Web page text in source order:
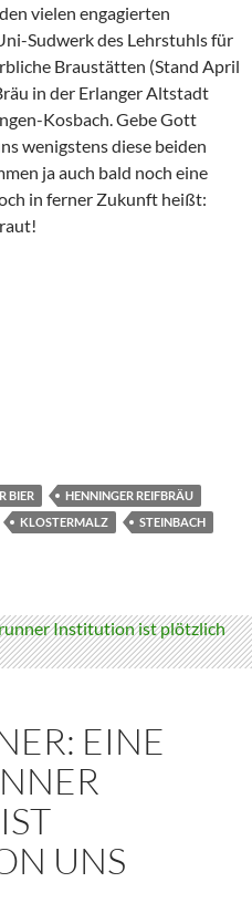
vielen engagierten
Sudwerk des Lehrstuhls für
Braustätten (Stand April
in der Erlanger Altstadt
Kosbach. Gebe Gott
wenigstens diese beiden
ja auch bald noch eine
in ferner Zukunft heißt:
BIER
HENNINGER REIFBRÄU
KLOSTERMALZ
STEINBACH
EINE
UNS